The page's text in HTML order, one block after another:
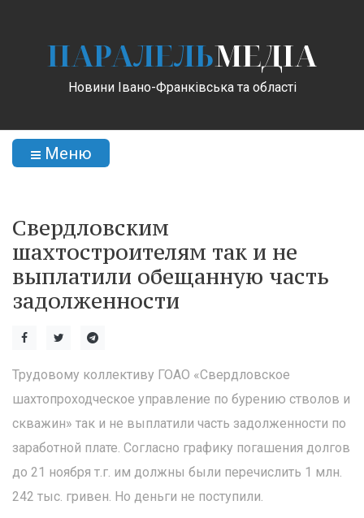
ПАРАЛЕЛЬМЕДІА
Новини Івано-Франківська та області
Меню
Свердловским
шахтостроителям так и не
выплатили обещанную часть
задолженности
Трудовому коллективу ГОАО «Свердловское
шахтопроходческое управление по бурению стволов и
скважин» так и не выплатили часть задолженности по
заработной плате. Согласно графику погашения долгов
до 21 ноября т.г. им должны были перечислить 1 млн.
242 тыс. гривен. Но деньги не поступили.